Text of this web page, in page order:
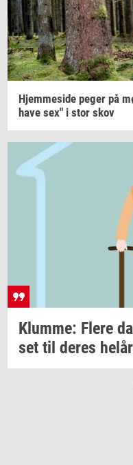
Hjem­mesi­de peger på
have sex" i stor skov
Klum­me: Flere
set til deres